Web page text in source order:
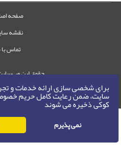
برای شخصی سازی ارائه خدمات و
سایت، ضمن رعایت کامل حریم
کوکی ذخیره می شوند
نمی پذیرم
صفحه
نقشه
تماس با
حقوق این
حق